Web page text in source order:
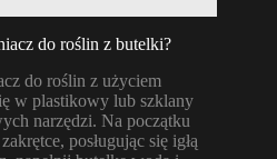
do roślin z butelki?
do roślin z użyciem
w plastikowy lub szklany
narzędzi. Na początku
posługując się igłą